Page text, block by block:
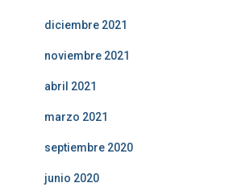
diciembre 2021
noviembre 2021
abril 2021
marzo 2021
septiembre 2020
junio 2020